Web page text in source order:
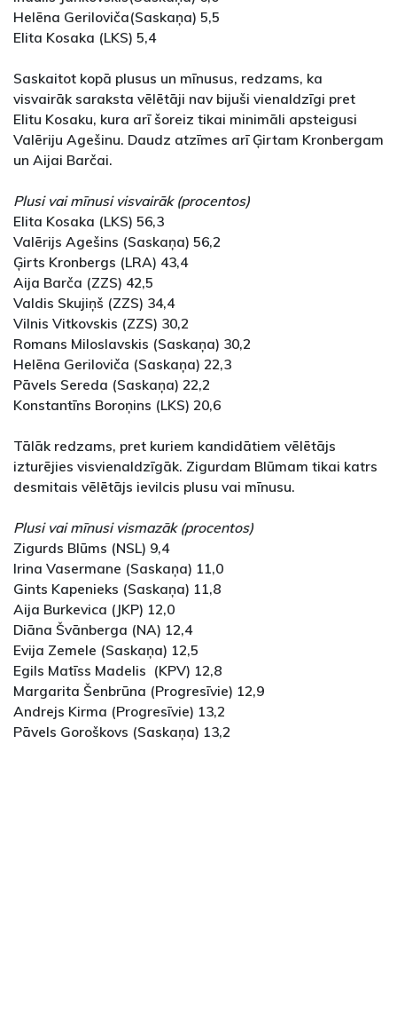
Helēna Geriloviča(Saskaņa) 5,5
Elita Kosaka (LKS) 5,4
Saskaitot kopā plusus un mīnusus, redzams, ka
visvairāk saraksta vēlētāji nav bijuši vienaldzīgi pret
Elitu Kosaku, kura arī šoreiz tikai minimāli apsteigusi
Valēriju Agešinu. Daudz atzīmes arī Ģirtam Kronbergam
un Aijai Barčai.
Plusi vai mīnusi visvairāk (procentos)
Elita Kosaka (LKS) 56,3
Valērijs Agešins (Saskaņa) 56,2
Ģirts Kronbergs (LRA) 43,4
Aija Barča (ZZS) 42,5
Valdis Skujiņš (ZZS) 34,4
Vilnis Vitkovskis (ZZS) 30,2
Romans Miloslavskis (Saskaņa) 30,2
Helēna Geriloviča (Saskaņa) 22,3
Pāvels Sereda (Saskaņa) 22,2
Konstantīns Boroņins (LKS) 20,6
Tālāk redzams, pret kuriem kandidātiem vēlētājs
izturējies visvienaldzīgāk. Zigurdam Blūmam tikai katrs
desmitais vēlētājs ievilcis plusu vai mīnusu.
Plusi vai mīnusi vismazāk (procentos)
Zigurds Blūms (NSL) 9,4
Irina Vasermane (Saskaņa) 11,0
Gints Kapenieks (Saskaņa) 11,8
Aija Burkevica (JKP) 12,0
Diāna Švānberga (NA) 12,4
Evija Zemele (Saskaņa) 12,5
Egils Matīss Madelis (KPV) 12,8
Margarita Šenbrūna (Progresīvie) 12,9
Andrejs Kirma (Progresīvie) 13,2
Pāvels Goroškovs (Saskaņa) 13,2